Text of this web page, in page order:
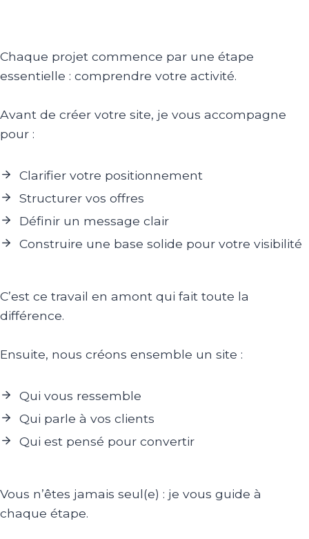
Chaque projet commence par une étape
essentielle : comprendre votre activité.
Avant de créer votre site, je vous accompagne
pour :
Clarifier votre positionnement
Structurer vos offres
Définir un message clair
Construire une base solide pour votre visibilité
C’est ce travail en amont qui fait toute la
différence.
Ensuite, nous créons ensemble un site :
Qui vous ressemble
Qui parle à vos clients
Qui est pensé pour convertir
Vous n’êtes jamais seul(e) : je vous guide à
chaque étape.